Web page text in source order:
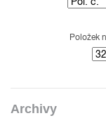
Položek
Archivy